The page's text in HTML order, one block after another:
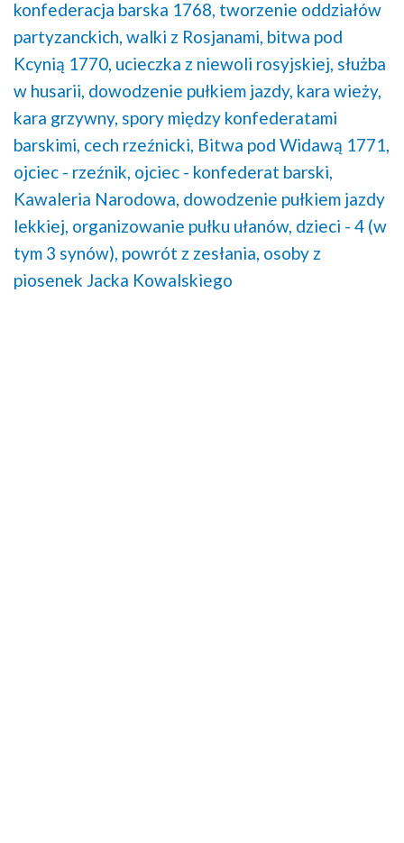
konfederacja barska 1768, tworzenie oddziałów
partyzanckich, walki z Rosjanami, bitwa pod
Kcynią 1770, ucieczka z niewoli rosyjskiej, służba
w husarii, dowodzenie pułkiem jazdy, kara wieży,
kara grzywny, spory między konfederatami
barskimi, cech rzeźnicki, Bitwa pod Widawą 1771,
ojciec - rzeźnik, ojciec - konfederat barski,
Kawaleria Narodowa, dowodzenie pułkiem jazdy
lekkiej, organizowanie pułku ułanów, dzieci - 4 (w
tym 3 synów), powrót z zesłania, osoby z
piosenek Jacka Kowalskiego